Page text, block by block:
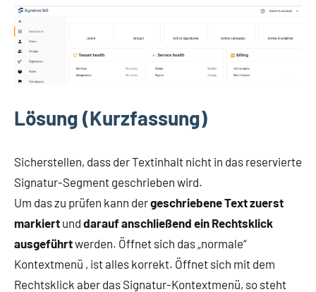
Lösung (Kurzfassung)
Sicherstellen, dass der Textinhalt nicht in das reservierte
Signatur-Segment geschrieben wird.
Um das zu prüfen kann dergeschriebene Text zuerst
markiert und darauf anschließend ein Rechtsklick
ausgeführtwerden. Öffnet sich das „normale“
Kontextmenü , ist alles korrekt. Öffnet sich mit dem
Rechtsklick aber das Signatur-Kontextmenü, so steht